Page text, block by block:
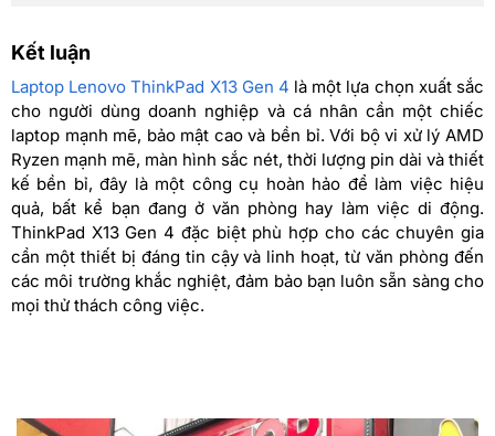
Kết luận
Laptop Lenovo ThinkPad X13 Gen 4 là một lựa chọn xuất sắc
cho người dùng doanh nghiệp và cá nhân cần một chiếc
laptop mạnh mẽ, bảo mật cao và bền bỉ. Với bộ vi xử lý AMD
Ryzen mạnh mẽ, màn hình sắc nét, thời lượng pin dài và thiết
kế bền bỉ, đây là một công cụ hoàn hảo để làm việc hiệu
quả, bất kể bạn đang ở văn phòng hay làm việc di động.
ThinkPad X13 Gen 4 đặc biệt phù hợp cho các chuyên gia
cần một thiết bị đáng tin cậy và linh hoạt, từ văn phòng đến
các môi trường khắc nghiệt, đảm bảo bạn luôn sẵn sàng cho
mọi thử thách công việc.